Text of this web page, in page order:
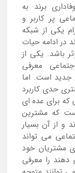
برند به
پر کاربر و
یکی از شبکه
در ادامه حیات
باشد. یکی از
معرفی
است. اما
حدی کاربرد
که برای عده ای
که مشترین
و از آن بسیار
می تواند
مشتریان خود
را معرفی